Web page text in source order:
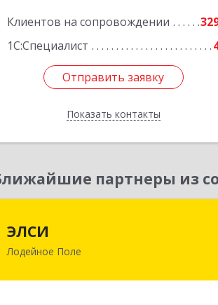
Клиентов на сопровождении
1С:Специалист
Отправить заявку
Показать контакты
Отправить заявку
Назад
партнеры из
ЭЛСИ
Лодейное Поле
187700, Ленинградская обл, Лодейное